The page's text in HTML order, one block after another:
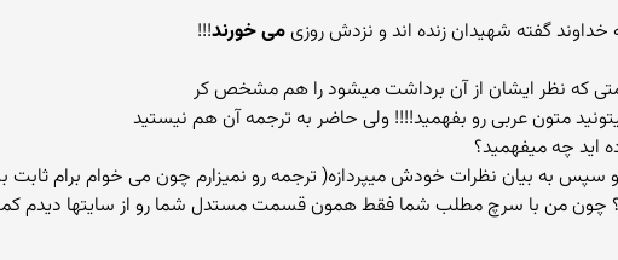
خداوند گفته شهیدان زنده اند و نزدش روزیمی خورند!!!
متون عربی رو بفهمید!!!! ولی حاضر به ترجمه آن هم نیستید
سپس به بیان نظرات خودش میپردازه( ترجمه رو نمیزارم چون می خوام برام ثابت
؟ چون من با سرچ مطلب شما فقط همون قسمت مستدل شما رو از سایتها دیدم